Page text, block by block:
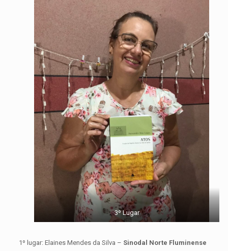
3º Lugar
1º lugar: Elaines Mendes da Silva – Sinodal Norte Fluminense